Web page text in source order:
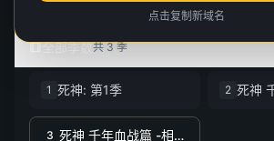
全部季数共 3 季
1 死神: 第1季 2
3 死神 千年血战篇 -相克谭-
点击复制新域名